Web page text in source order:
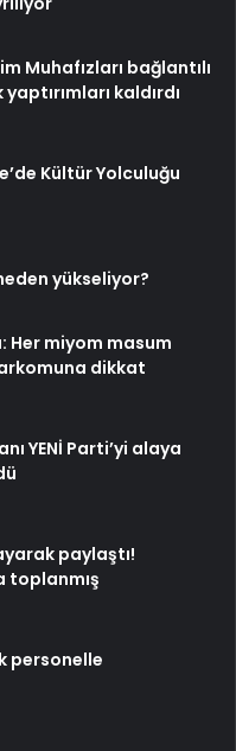
Muhafızları bağlantılı
kaldırdı
Kültür Yolculuğu
yükseliyor?
Her miyom masum
dikkat
YENİ Parti’yi alaya
paylaştı!
toplanmış
personelle